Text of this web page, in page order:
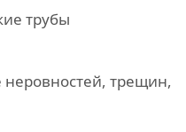
трубы
трещин,